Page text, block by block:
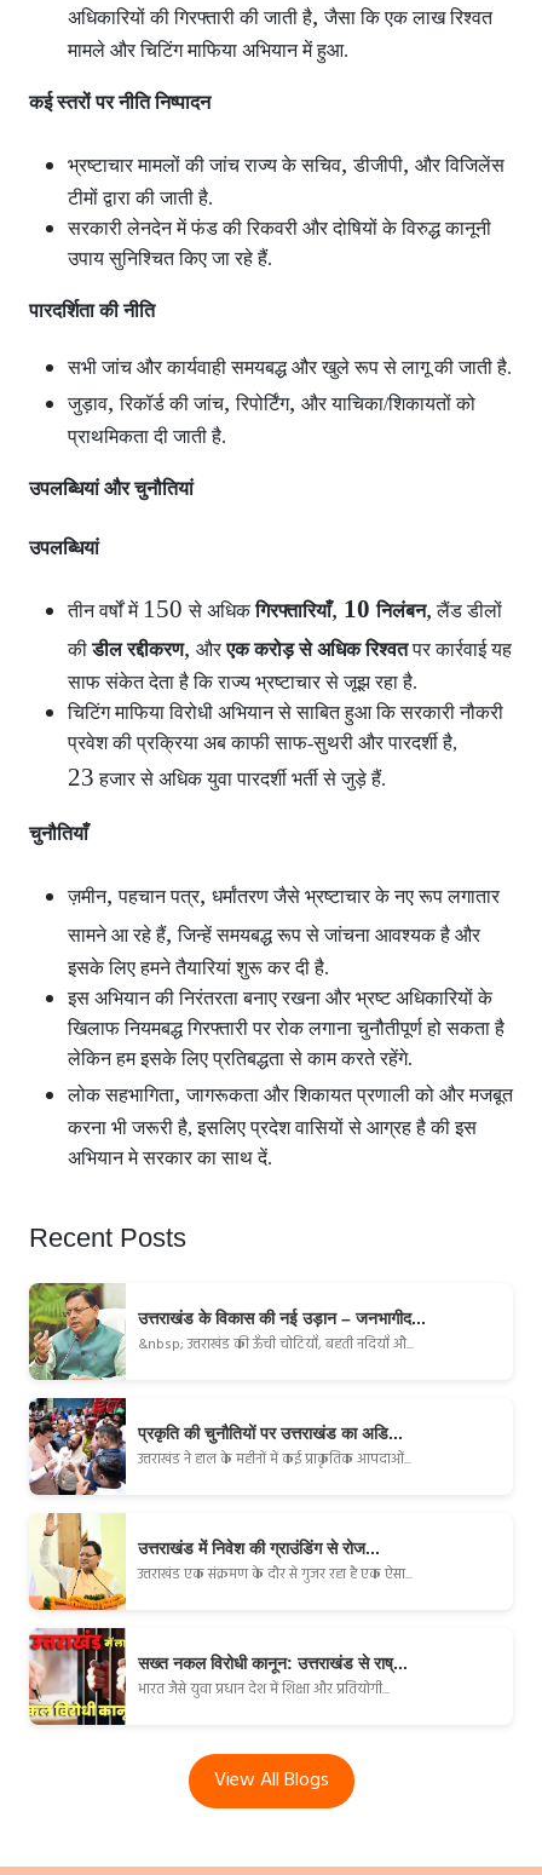
अधिकारियों की गिरफ्तारी की जाती है,जैसा कि एक लाख रिश्वत
मामले और चिटिंग माफिया अभियान में हुआ.
कई स्तरों पर नीति निष्पादन
भ्रष्टाचार मामलों की जांच राज्य के सचिव,डीजीपी, और विजिलेंस
टीमों द्वारा की जाती है.
सरकारी लेनदेन में फंड की रिकवरी और दोषियों के विरुद्ध कानूनी
उपाय सुनिश्चित किए जा रहे हैं.
पारदर्शिता की नीति
सभी जांच और कार्यवाही समयबद्ध और खुले रूप से लागू की जाती है.
जुड़ाव,रिकॉर्ड की जांच,रिपोर्टिंग, और याचिका/शिकायतों को
प्राथमिकता दी जाती है.
उपलब्धियां और चुनौतियां
उपलब्धियां
तीन वर्षों में 150से अधिकगिरफ्तारियाँ, 10निलंबन, लैंड डीलों
की डील रद्दीकरण, और एक करोड़ से अधिक रिश्वत पर कार्रवाई यह
साफ संकेत देता है कि राज्य भ्रष्टाचार से जूझ रहा है.
चिटिंग माफिया विरोधी अभियान से साबित हुआ कि सरकारी नौकरी
प्रवेश की प्रक्रिया अब काफी साफ-सुथरी और पारदर्शी है,
23 हजार से अधिक युवा पारदर्शी भर्ती से जुड़े हैं.
चुनौतियाँ
ज़मीन,पहचान पत्र, धर्मांतरण जैसे भ्रष्टाचार के नए रूप लगातार
सामने आ रहे हैं,जिन्हें समयबद्ध रूप से जांचना आवश्यक है और
इसके लिए हमने तैयारियां शुरू कर दी है.
इस अभियान की निरंतरता बनाए रखना और भ्रष्ट अधिकारियों के
खिलाफ नियमबद्ध गिरफ्तारी पर रोक लगाना चुनौतीपूर्ण हो सकता है
लेकिन हम इसके लिए प्रतिबद्धता से काम करते रहेंगे.
लोक सहभागिता,जागरूकता और शिकायत प्रणाली को और मजबूत
करना भी जरूरी है, इसलिए प्रदेश वासियों से आग्रह है की इस
अभियान मे सरकार का साथ दें.
Recent Posts
उत्तराखंड के विकास की नई उड़ान – जनभागीद...
&nbsp; उत्तराखंड की ऊँची चोटियाँ, बहती नदियाँ औ...
प्रकृति की चुनौतियों पर उत्तराखंड का अडि...
उत्तराखंड ने हाल के महीनों में कई प्राकृतिक आपदाओं...
उत्तराखंड में निवेश की ग्राउंडिंग से रोज...
उत्तराखंड एक संक्रमण के दौर से गुजर रहा है एक ऐसा...
सख्त नकल विरोधी कानून: उत्तराखंड से राष्...
भारत जैसे युवा प्रधान देश में शिक्षा और प्रतियोगी...
View All Blogs